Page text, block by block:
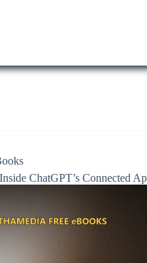
ChatGPT’s Connected